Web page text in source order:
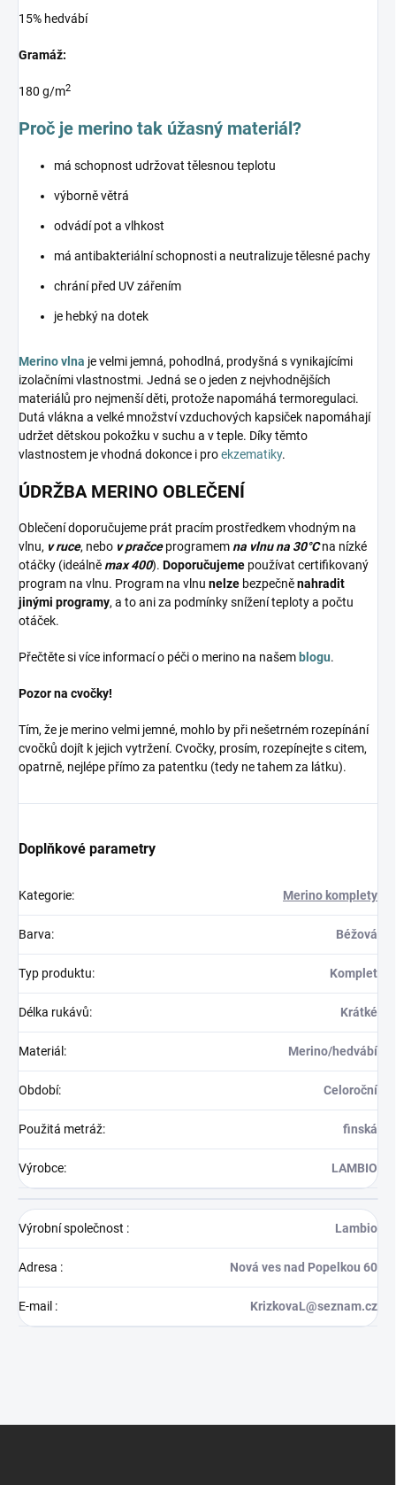
15% hedvábí
Gramáž:
180 g/m2
Proč je merino tak úžasný materiál?
má schopnost udržovat tělesnou teplotu
výborně větrá
odvádí pot a vlhkost
má antibakteriální schopnosti a neutralizuje tělesné pachy
chrání před UV zářením
je hebký na dotek
Merino vlna je velmi jemná, pohodlná, prodyšná s vynikajícími
izolačními vlastnostmi. Jedná se o jeden z nejvhodnějších
materiálů pro nejmenší děti, protože napomáhá termoregulaci.
Dutá vlákna a velké množství vzduchových kapsiček napomáhají
udržet dětskou pokožku v suchu a v teple. Díky těmto
vlastnostem je vhodná dokonce i proekzematiky.
ÚDRŽBA MERINO OBLEČENÍ
Oblečení doporučujeme prát pracím prostředkem vhodným na
vlnu, v ruce, nebo v pračceprogramemna vlnu na 30°Cna nízké
otáčky (ideálněmax 400). Doporučujeme používat certifikovaný
program na vlnu. Program na vlnu nelze bezpečněnahradit
jinými programy, a to ani za podmínky snížení teploty a počtu
otáček.
Přečtěte si více informací o péči o merino na našem blogu.
Pozor na cvočky!
Tím, že je merino velmi jemné, mohlo by při nešetrném rozepínání
cvočků dojít k jejich vytržení. Cvočky, prosím, rozepínejte s citem,
opatrně, nejlépe přímo za patentku (tedy ne tahem za látku).
Doplňkové parametry
Kategorie: Merino komplety
Barva: Béžová
Typ produktu: Komplet
Délka rukávů: Krátké
Materiál : Merino/hedvábí
Období: Celoroční
Použitá metráž: finská
Výrobce: LAMBIO
Výrobní společnost : Lambio
Adresa : Nová ves nad Popelkou 60
E-mail : KrizkovaL@seznam.cz